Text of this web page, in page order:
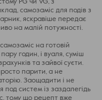
PG чи VG, з
самозаміс для подів з
яскравіше передає
на малій потужності.
на готовій
годин, і вуаля, суміш
та зайвої суєти.
парити, а не
Заощадити і не
систем із заздалегідь
тому що рецепт вже